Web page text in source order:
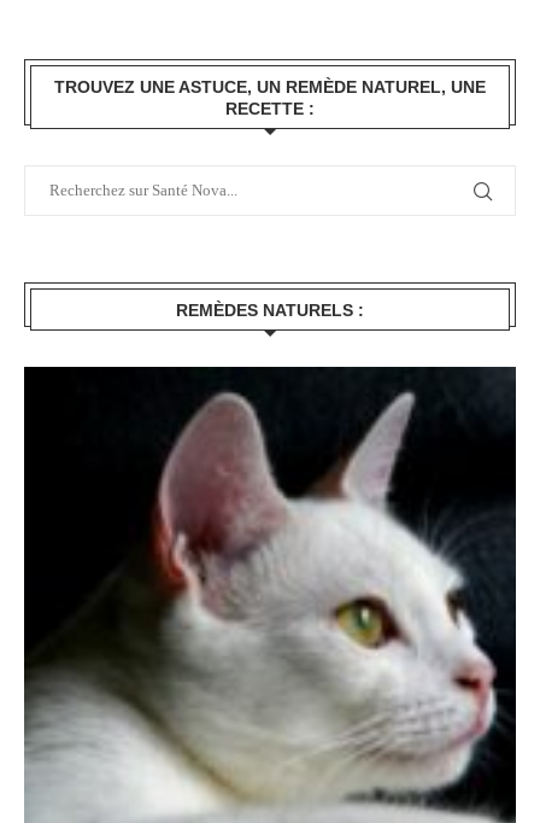
TROUVEZ UNE ASTUCE, UN REMÈDE NATUREL, UNE
RECETTE :
REMÈDES NATURELS :